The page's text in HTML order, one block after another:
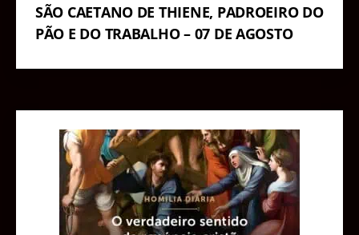
SÃO CAETANO DE THIENE, PADROEIRO DO
PÃO E DO TRABALHO – 07 DE AGOSTO